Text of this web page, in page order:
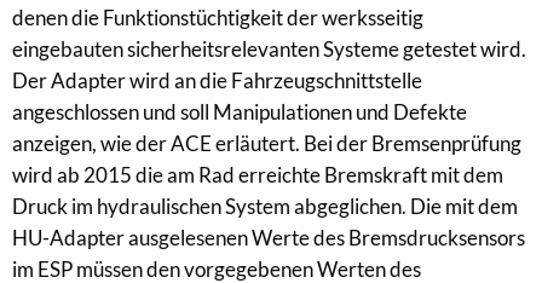
denen die Funktionstüchtigkeit der werksseitig
eingebauten sicherheitsrelevanten Systeme getestet wird.
Der Adapter wird an die Fahrzeugschnittstelle
angeschlossen und soll Manipulationen und Defekte
anzeigen, wie der ACE erläutert. Bei der Bremsenprüfung
wird ab 2015 die am Rad erreichte Bremskraft mit dem
Druck im hydraulischen System abgeglichen. Die mit dem
HU-Adapter ausgelesenen Werte des Bremsdrucksensors
im ESP müssen den vorgegebenen Werten des